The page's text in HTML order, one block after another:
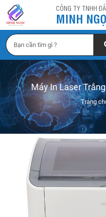
CÔNG TY TNHH
MINH
Máy In Laser
Trang